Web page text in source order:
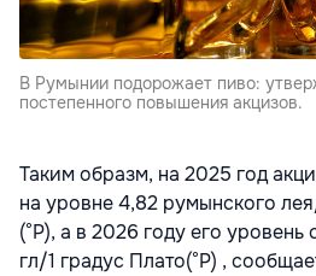
В Румынии подорожает пиво:
постепенного повышения акцизов.
Таким образм, на 2025 год
на уровне 4,82 румынского
(°P), а в 2026 году его
гл/1 градус Плато(°P) ,